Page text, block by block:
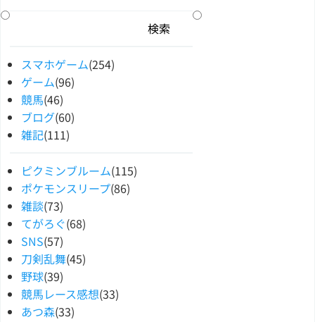
スマホゲーム(254)
ゲーム(96)
競馬(46)
ブログ(60)
雑記(111)
ピクミンブルーム(115)
ポケモンスリープ(86)
雑談(73)
てがろぐ(68)
SNS(57)
刀剣乱舞(45)
野球(39)
競馬レース感想(33)
あつ森(33)